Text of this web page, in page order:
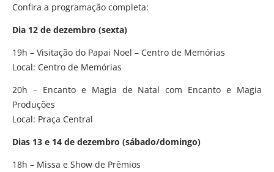
Confira a programação completa:
Dia 12 de dezembro (sexta)
19h – Visitação do Papai Noel – Centro de Memórias
Local: Centro de Memórias
20h – Encanto e Magia de Natal com Encanto e Magia
Produções
Local: Praça Central
Dias 13 e 14 de dezembro (sábado/domingo)
18h – Missa e Show de Prêmios